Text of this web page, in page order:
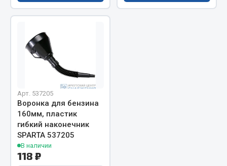
Система питания
Система охлаждения
Сцепление
Коробка передач
Коробка передач ZF
Весь раздел
Запчасти МАЗ
Арт. 537205
Воронка для бензина
160мм, пластик
гибкий наконечник
SPARTA 537205
В наличии
118 ₽